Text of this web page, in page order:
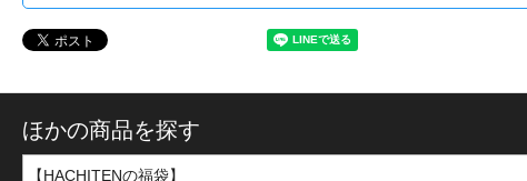
ほかの商品を探す